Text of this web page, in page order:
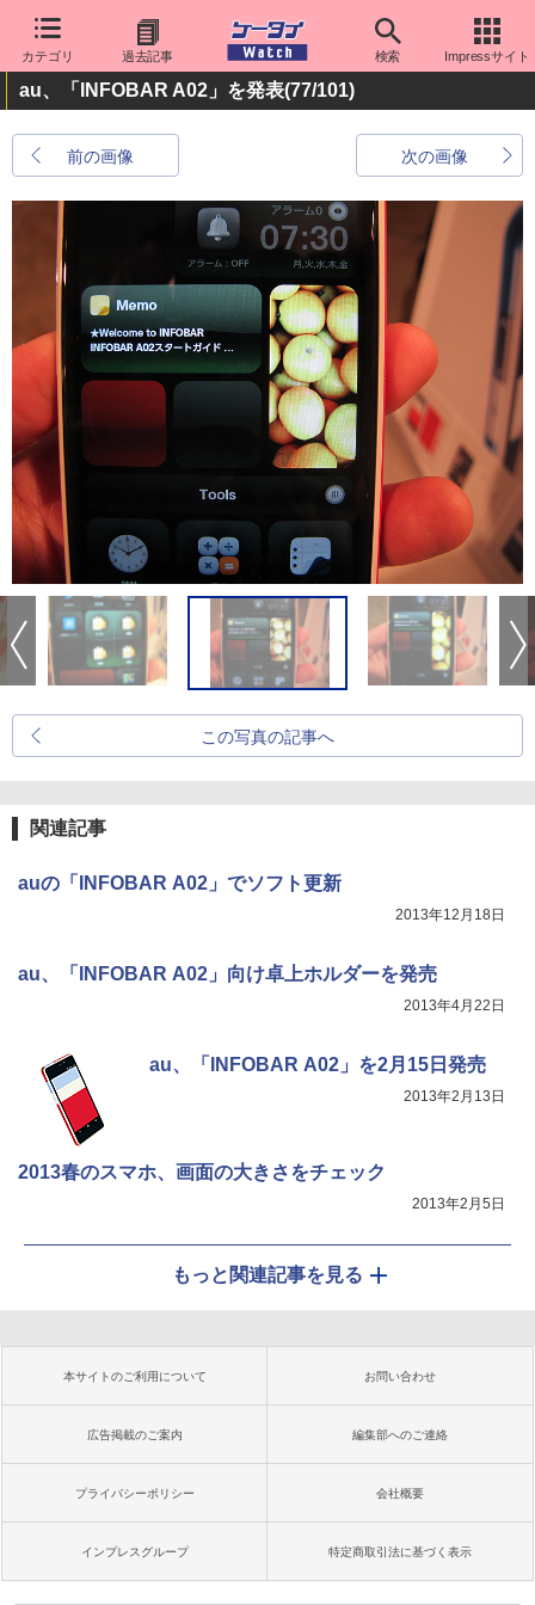
カテゴリ 過去記事 検索 Impressサイト
au、「INFOBAR A02」を発表(77/101)
前の画像 次の画像
この写真の記事へ
関連記事
auの「INFOBAR A02」でソフト更新
2013年12月18日
au、「INFOBAR A02」向け卓上ホルダーを発売
2013年4月22日
au、「INFOBAR A02」を2月15日発売
2013年2月13日
2013春のスマホ、画面の大きさをチェック
2013年2月5日
もっと関連記事を見る
本サイトのご利用について お問い合わせ
広告掲載のご案内 編集部へのご連絡
プライバシーポリシー 会社概要
インプレスグループ 特定商取引法に基づく表示